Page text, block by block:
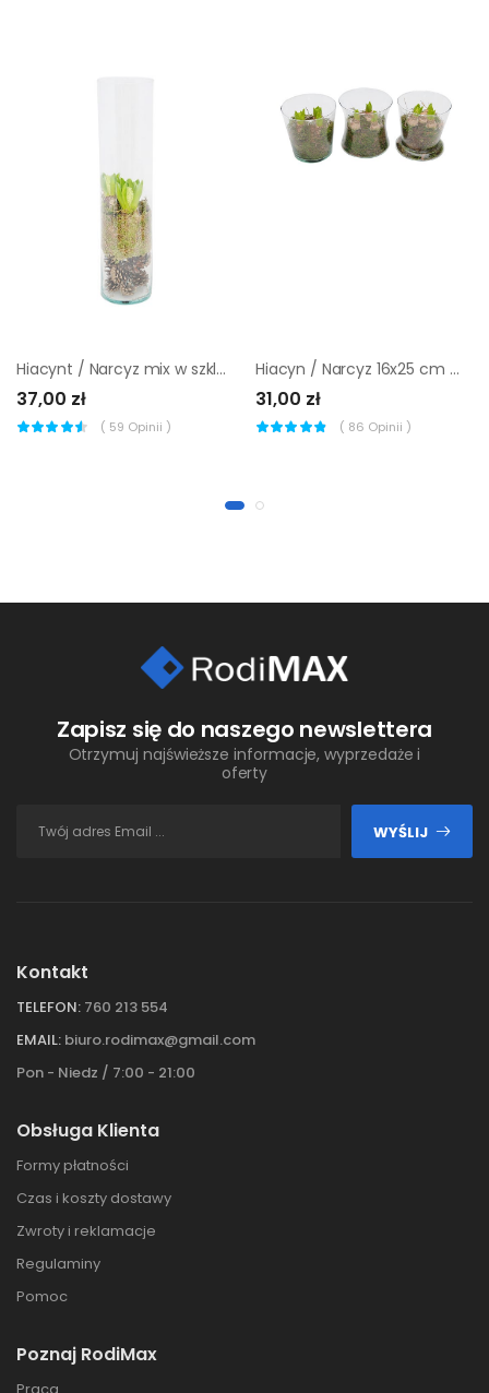
Hiacynt / Narcyz mix w szklanym wazonie 20 cm
37,00 zł
( 59 Opinii )
Hiacyn / Narcyz 16x25 cm mix w szklanym słoju
31,00 zł
( 86 Opinii )
Zapisz się do naszego newslettera
Otrzymuj najświeższe informacje, wyprzedaże i
oferty
WYŚLIJ
Kontakt
TELEFON: 760 213 554
EMAIL: biuro.rodimax@gmail.com
Pon - Niedz / 7:00 - 21:00
Obsługa Klienta
Formy płatności
Czas i koszty dostawy
Zwroty i reklamacje
Regulaminy
Pomoc
Poznaj RodiMax